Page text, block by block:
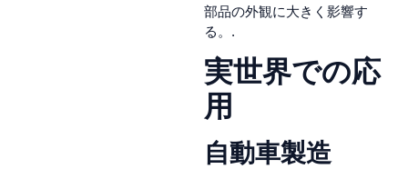
部品の外観に大きく影響す
る。.
実世界での応
用
自動車製造